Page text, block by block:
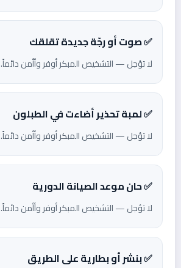
✅ صوت أو رجّة جديدة تقلقك
لا تؤجل — التشخيص المبكر أوفر وأأمن دائماً.
✅ لمبة تحذير أضاءت في الطبلون
لا تؤجل — التشخيص المبكر أوفر وأأمن دائماً.
✅ حان موعد الصيانة الدورية
لا تؤجل — التشخيص المبكر أوفر وأأمن دائماً.
✅ بنشر أو بطارية على الطريق